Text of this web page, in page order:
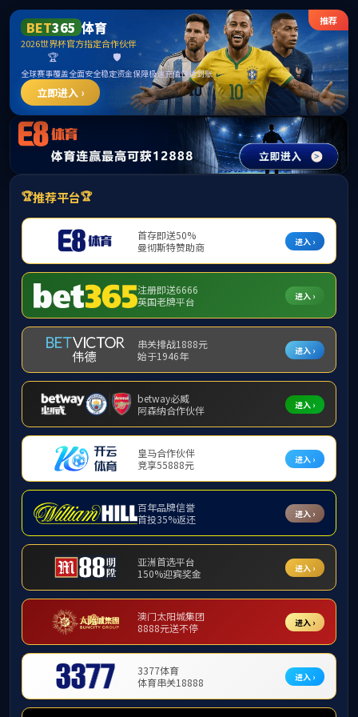
中国·必威(bw·西汉姆联)有限公司-Official
website
提示：访问地址无效，92/49/c294a234057/http:/296找不到对应的栏
目！
首页